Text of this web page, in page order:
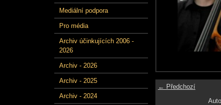
Mediální podpora
Pro média
Archiv účinkujících 2006 -
2026
Archiv - 2026
Archiv - 2025
Archiv - 2024
← Předchozí